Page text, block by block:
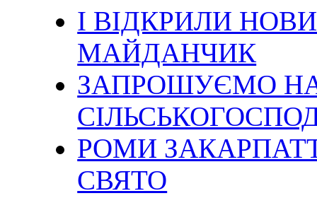
І ВІДКРИЛИ
МАЙДАНЧИК
ЗАПРОШУЄМО
РОМИ
СВЯТО